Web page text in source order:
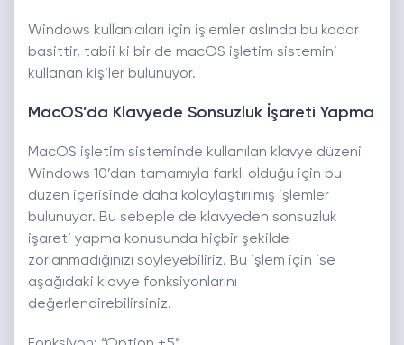
Windows kullanıcıları için işlemler aslında bu kadar
basittir, tabii ki bir de macOS işletim sistemini
kullanan kişiler bulunuyor.
MacOS’da Klavyede Sonsuzluk İşareti Yapma
MacOS işletim sisteminde kullanılan klavye düzeni
Windows 10’dan tamamıyla farklı olduğu için bu
düzen içerisinde daha kolaylaştırılmış işlemler
bulunuyor. Bu sebeple de klavyeden sonsuzluk
işareti yapma konusunda hiçbir şekilde
zorlanmadığınızı söyleyebiliriz. Bu işlem için ise
aşağıdaki klavye fonksiyonlarını
değerlendirebilirsiniz.